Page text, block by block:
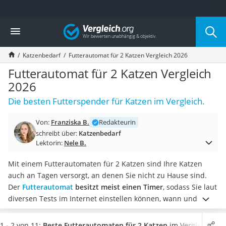
Die beliebtesten Vergleiche nach Kategorie
Drogerie
Inhalator
Haarschneider
Rollator
Braun Rasierer
Katzenklappe (Chip)
Rasierer
Massagepistole
Epilierer
Eiweißpulver
Magnesiumpräparat
Katzenklappe
Nackenmassagegerät
Zeckenschutz Katze
Vergleich
Katzenbedarf Futterautomat für 2 Katzen Vergleich 2026
Futterautomat für 2 Katzen Vergleich
2026
Die besten Futterspender für Katzen im Vergleich.
Von: Franziska B.
Redakteurin
schreibt über: Katzenbedarf
Lektorin: Nele B.
Mit einem Futterautomaten für 2 Katzen sind Ihre Katzen
auch an Tagen versorgt, an denen Sie nicht zu Hause sind.
Der Futterautomat besitzt meist einen Timer, sodass Sie laut
diversen Tests im Internet einstellen können, wann und wie
oft Ihre Katzen am Tag gefüttert werden sollten. Wählen Sie
jetzt aus unserer Vergleichstabelle einenFutterautomaten